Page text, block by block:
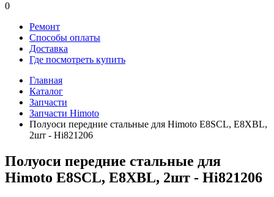
0
Ремонт
Способы оплаты
Доставка
Где посмотреть купить
Главная
Каталог
Запчасти
Запчасти Himoto
Полуоси передние стальные для Himoto E8SCL, E8XBL,
2шт - Hi821206
Полуоси передние стальные для
Himoto E8SCL, E8XBL, 2шт - Hi821206